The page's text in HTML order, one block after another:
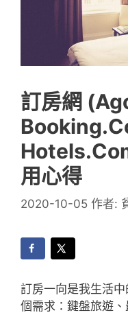
訂房網
用心得
2020-10-05 作者:
訂房一向是我生活
個需求：鍵盤旅遊、